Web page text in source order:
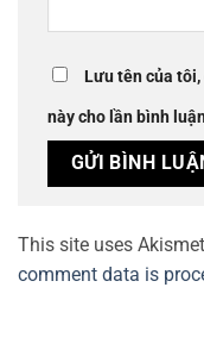
Lưu tên của
này cho lần bình
This site uses
comment data is